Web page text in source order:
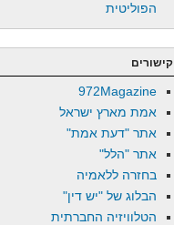
הפוליטית
קישורים
972Magazine
אמת מארץ ישראל
אתר "דעת אמת"
אתר "הלל"
בחזרה ללאמיה
הבלוג של "יש דין"
הטלוויזיה החברתית